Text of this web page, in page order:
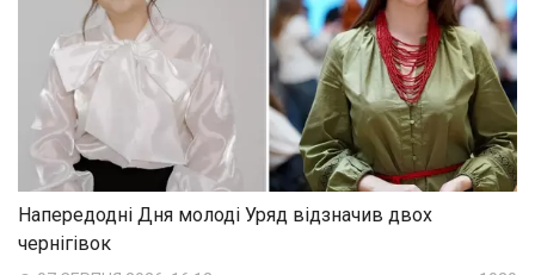
Напередодні Дня молоді Уряд відзначив двох
чернігівок